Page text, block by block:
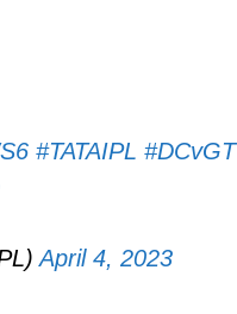
#TATAIPL #DCvGT
April 4, 2023